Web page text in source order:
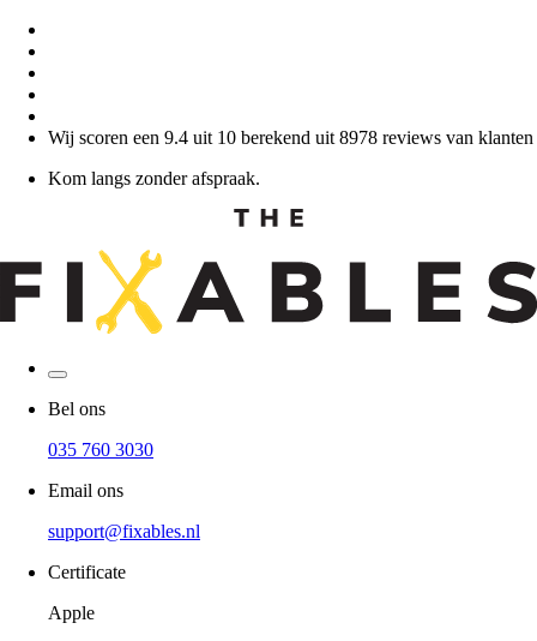
Wij scoren een 9.4 uit 10 berekend uit 8978 reviews van klanten
Kom langs zonder afspraak.
Bel ons
035 760 3030
Email ons
support@fixables.nl
Certificate
Apple